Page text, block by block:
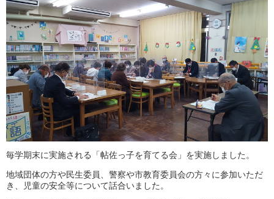
毎学期末に実施される「帖佐っ子を育てる会」を実施しました。
地域団体の方や民生委員、警察や市教育委員会の方々に参加いただ
き、児童の安全等について話合いました。